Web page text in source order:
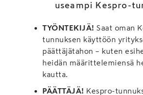
useampi Kespro-
TYÖNTEKIJÄ! Saat oman
tunnuksen käyttöön
päättäjätahon – kuten
heidän määrittelemiensä
kautta.
PÄÄTTÄJÄ! Kespro-